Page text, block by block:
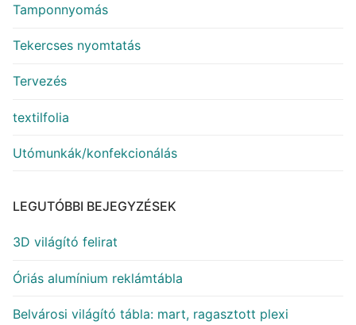
Tamponnyomás
Tekercses nyomtatás
Tervezés
textilfolia
Utómunkák/konfekcionálás
LEGUTÓBBI BEJEGYZÉSEK
3D világító felirat
Óriás alumínium reklámtábla
Belvárosi világító tábla: mart, ragasztott plexi